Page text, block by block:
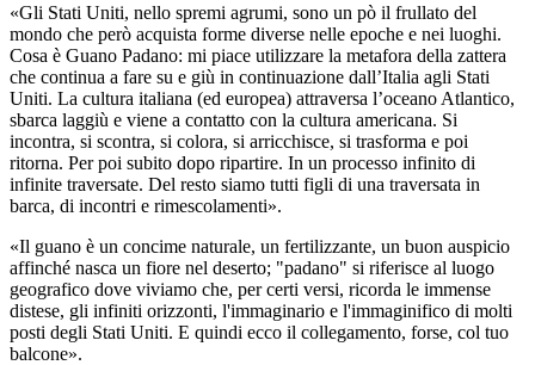
«Gli Stati Uniti, nello spremi agrumi, sono un pò il frullato del
mondo che però acquista forme diverse nelle epoche e nei luoghi.
Cosa è Guano Padano: mi piace utilizzare la metafora della zattera
che continua a fare su e giù in continuazione dall’Italia agli Stati
Uniti. La cultura italiana (ed europea) attraversa l’oceano Atlantico,
sbarca laggiù e viene a contatto con la cultura americana. Si
incontra, si scontra, si colora, si arricchisce, si trasforma e poi
ritorna. Per poi subito dopo ripartire. In un processo infinito di
infinite traversate. Del resto siamo tutti figli di una traversata in
barca, di incontri e rimescolamenti».
«Il guano è un concime naturale, un fertilizzante, un buon auspicio
affinché nasca un fiore nel deserto; "padano" si riferisce al luogo
geografico dove viviamo che, per certi versi, ricorda le immense
distese, gli infiniti orizzonti, l'immaginario e l'immaginifico di molti
posti degli Stati Uniti. E quindi ecco il collegamento, forse, col tuo
balcone».